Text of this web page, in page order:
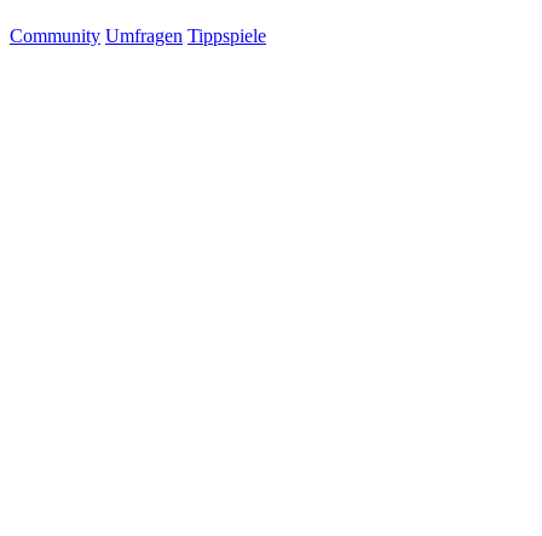
Community Umfragen Tippspiele